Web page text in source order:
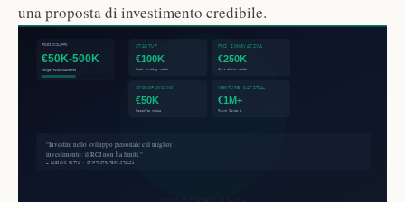
una proposta di investimento credibile.